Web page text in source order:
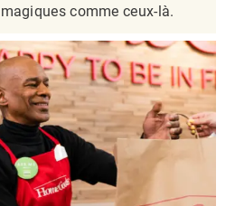
comme ceux-là.​​​​​​​